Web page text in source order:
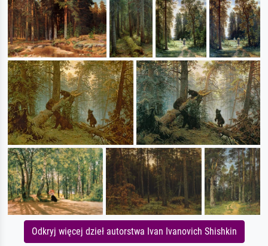
Odkryj więcej dzieł autorstwa Ivan Ivanovich Shishkin